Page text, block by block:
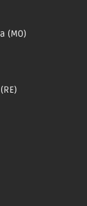
(MO)